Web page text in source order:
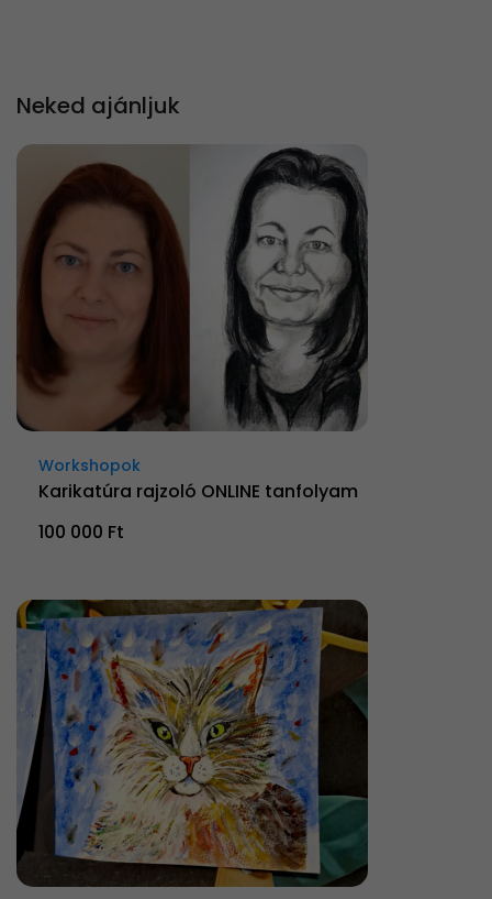
Neked ajánljuk
Workshopok
Karikatúra rajzoló ONLINE tanfolyam
100 000 Ft